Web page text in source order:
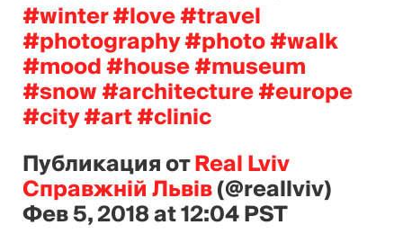
#winter #love #travel
#photography #photo #walk
#mood #house #museum
#snow #architecture #europe
#city #art #clinic
Публикация отReal Lviv
Справжній Львів(@reallviv)
Фев 5, 2018 at 12:04 PST